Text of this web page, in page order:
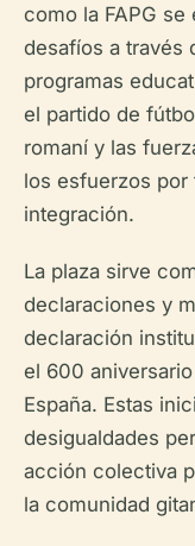
como la FAPG
desafíos a través
programas
el partido de
romaní y las
los esfuerzos por
integración.
La plaza sirve
declaraciones y
declaración
el 600
España. Estas
desigualdades
acción colectiva
la comunidad